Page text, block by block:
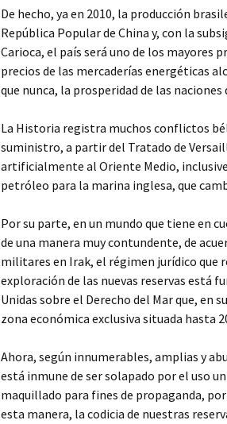
De hecho, ya en 2010, la producción
República Popular de China y, con la
Carioca, el país será uno de los mayores
precios de las mercaderías energéticas
que nunca, la prosperidad de las
La Historia registra muchos conflictos
suministro, a partir del Tratado de
artificialmente al Oriente Medio,
petróleo para la marina inglesa, que
Por su parte, en un mundo que tiene en
de una manera muy contundente, de
militares en Irak, el régimen jurídico que
exploración de las nuevas reservas está
Unidas sobre el Derecho del Mar que, en
zona económica exclusiva situada hasta
Ahora, según innumerables, amplias y
está inmune de ser solapado por el uso
maquillado para fines de propaganda,
esta manera, la codicia de nuestras